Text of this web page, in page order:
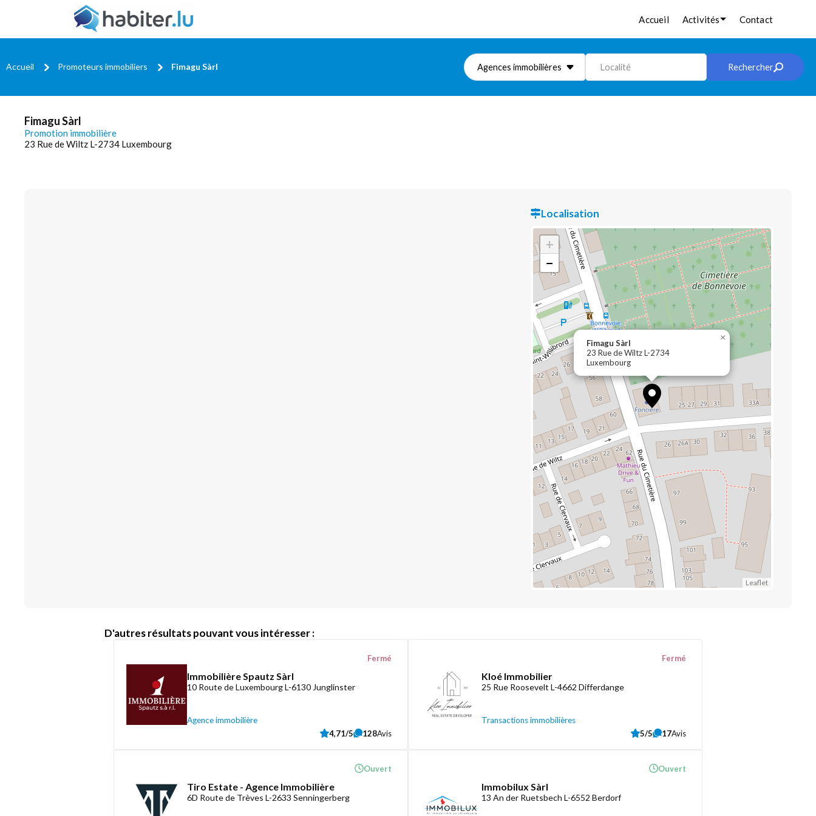
Accueil Activités Contact
Accueil Promoteurs immobiliers Fimagu Sàrl Agences immobilières Localité Rechercher
Fimagu Sàrl
Promotion immobilière
23 Rue de Wiltz L-2734 Luxembourg
Localisation
Fimagu Sàrl
23 Rue de Wiltz L-2734
Luxembourg
×
+
−
Leaflet
D'autres résultats pouvant vous intéresser :
Immobilière Spautz Sàrl
10 Route de Luxembourg L-6130 Junglinster
Agence immobilière
Fermé
4,71/5 128Avis
Kloé Immobilier
25 Rue Roosevelt L-4662 Differdange
Transactions immobilières
Fermé
5/5 17Avis
Tiro Estate - Agence Immobilière
6D Route de Trèves L-2633 Senningerberg
Ouvert
Immobilux Sàrl
13 An der Ruetsbech L-6552 Berdorf
Ouvert